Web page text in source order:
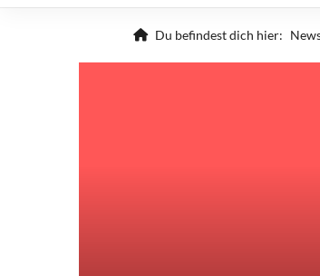
Du befindest dich hier: